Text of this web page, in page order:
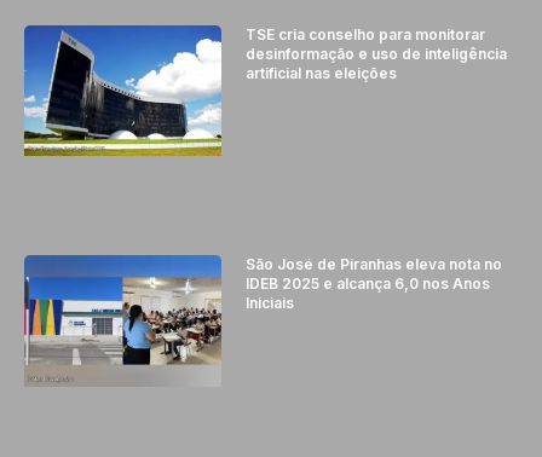
TSE cria conselho para monitorar
desinformação e uso de inteligência
artificial nas eleições
São José de Piranhas eleva nota no
IDEB 2025 e alcança 6,0 nos Anos
Iniciais